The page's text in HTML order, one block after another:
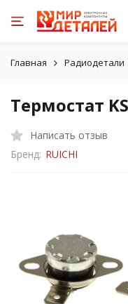
Главная Радиодетали
Термостат
Написать отзыв
Бренд: RUICHI